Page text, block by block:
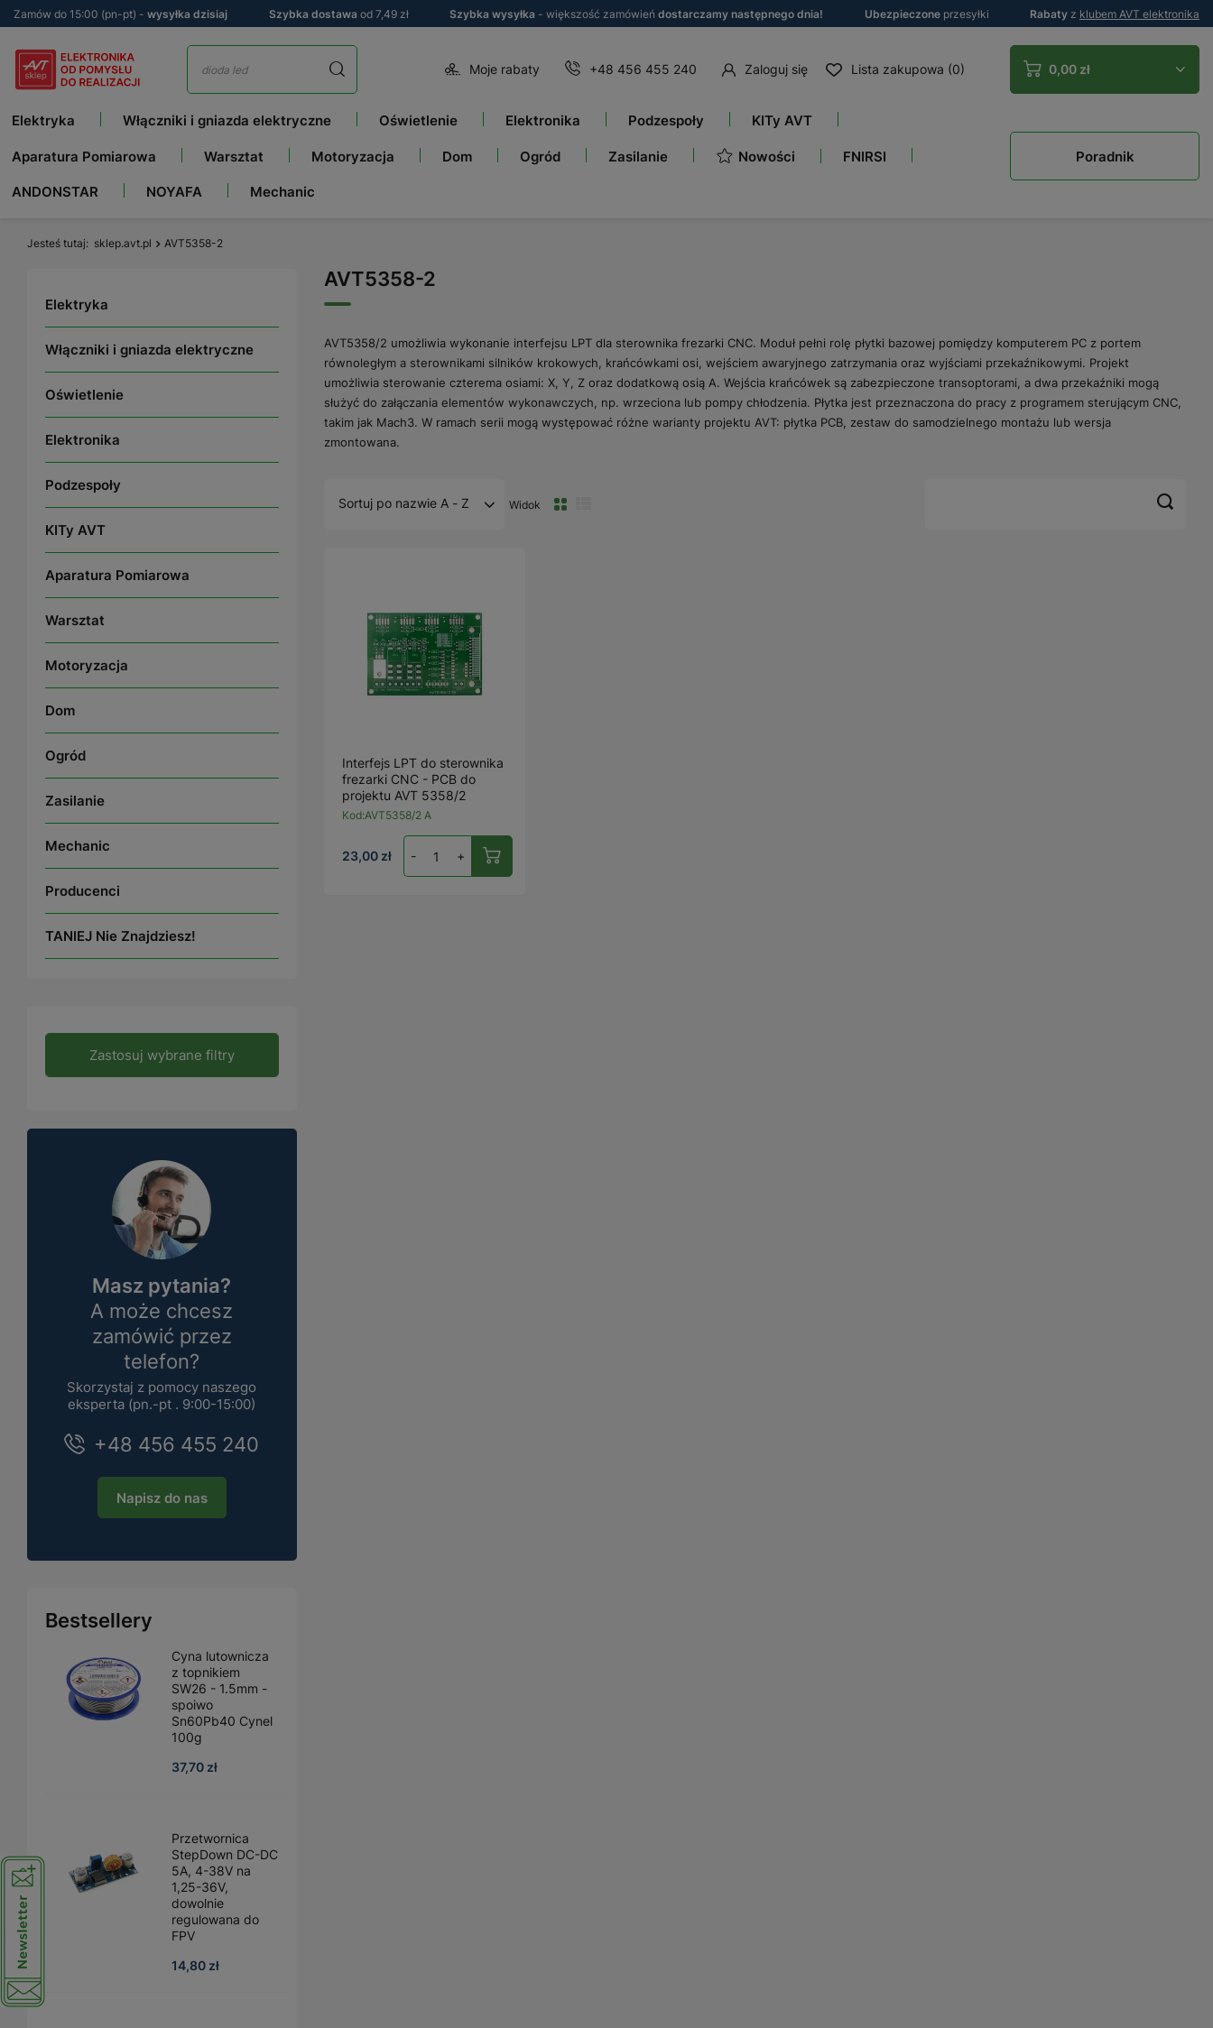
Zamów do 15:00 (pn-pt) - wysyłka dzisiaj Szybka dostawa od 7,49 zł Szybka wysyłka - większość zamówień dostarczamy następnego dnia! Ubezpieczone przesyłki Rabaty z klubem AVT elektronika
Moje rabaty +48 456 455 240 Zaloguj się Lista zakupowa (0) 0,00 zł
Elektryka Włączniki i gniazda elektryczne Oświetlenie Elektronika Podzespoły KITy AVT
Aparatura Pomiarowa Warsztat Motoryzacja Dom Ogród Zasilanie Nowości FNIRSI
ANDONSTAR NOYAFA Mechanic
Poradnik
Jesteś tutaj sklep.avt.pl AVT5358-2
Elektryka
Włączniki i gniazda elektryczne
Oświetlenie
Elektronika
Podzespoły
KITy AVT
Aparatura Pomiarowa
Warsztat
Motoryzacja
Dom
Ogród
Zasilanie
Mechanic
Producenci
TANIEJ Nie Znajdziesz!
Zastosuj wybrane filtry
Masz pytania?
A może chcesz
zamówić przez
telefon?
Skorzystaj z pomocy naszego
eksperta (pn.-pt . 9:00-15:00)
+48 456 455 240
Napisz do nas
Bestsellery
Cyna lutownicza
z topnikiem
SW26 - 1.5mm -
spoiwo
Sn60Pb40 Cynel
100g
37,70 zł
Przetwornica
StepDown DC-DC
5A, 4-38V na
1,25-36V,
dowolnie
regulowana do
FPV
14,80 zł
AVT5358-2
AVT5358/2 umożliwia wykonanie interfejsu LPT dla sterownika frezarki CNC. Moduł pełni rolę płytki bazowej pomiędzy komputerem PC z portem
równoległym a sterownikami silników krokowych, krańcówkami osi, wejściem awaryjnego zatrzymania oraz wyjściami przekaźnikowymi. Projekt
umożliwia sterowanie czterema osiami: X, Y, Z oraz dodatkową osią A. Wejścia krańcówek są zabezpieczone transoptorami, a dwa przekaźniki mogą
służyć do załączania elementów wykonawczych, np. wrzeciona lub pompy chłodzenia. Płytka jest przeznaczona do pracy z programem sterującym CNC,
takim jak Mach3. W ramach serii mogą występować różne warianty projektu AVT: płytka PCB, zestaw do samodzielnego montażu lub wersja
zmontowana.
Sortuj po nazwie A - Z Widok
Interfejs LPT do sterownika
frezarki CNC - PCB do
projektu AVT 5358/2
Kod:AVT5358/2 A
23,00 zł - +